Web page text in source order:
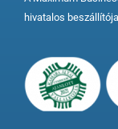
hivatalos